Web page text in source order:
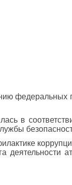
федеральных
в